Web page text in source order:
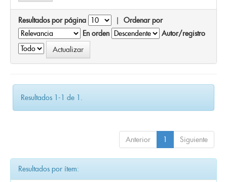
Resultados por página | Ordenar por
En orden
Autor/registro
Resultados 1-1 de 1.
Anterior 1 Siguiente
Resultados por ítem: